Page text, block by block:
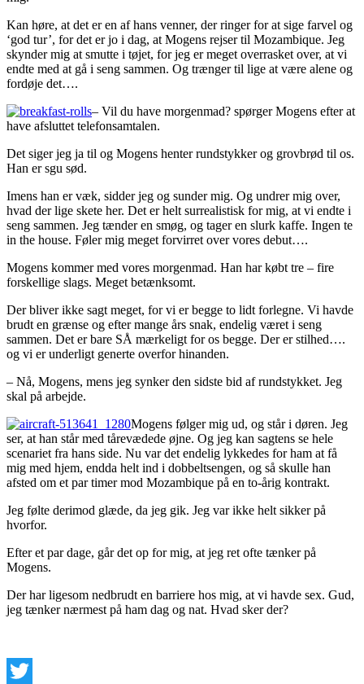
Kan høre, at det er en af hans venner, der ringer for at sige farvel og
‘god tur’, for det er jo i dag, at Mogens rejser til Mozambique. Jeg
skynder mig at smutte i tøjet, for jeg er meget overrasket over, at vi
endte med at gå i seng sammen. Og trænger til lige at være alene og
fordøje det….
– Vil du have morgenmad? spørger Mogens efter at
have afsluttet telefonsamtalen.
Det siger jeg ja til og Mogens henter rundstykker og grovbrød til os.
Han er sgu sød.
Imens han er væk, sidder jeg og sunder mig. Og undrer mig over,
hvad der lige skete her. Det er helt surrealistisk for mig, at vi endte i
seng sammen. Jeg tænder en smøg, og tager en slurk kaffe. Ingen te
in the house. Føler mig meget forvirret over vores debut….
Mogens kommer med vores morgenmad. Han har købt tre – fire
forskellige slags. Meget betænksomt.
Der bliver ikke sagt meget, for vi er begge to lidt forlegne. Vi havde
brudt en grænse og efter mange års snak, endelig været i seng
sammen. Det er bare SÅ mærkeligt for os begge. Der er stilhed….
og vi er underligt generte overfor hinanden.
– Nå, Mogens, mens jeg synker den sidste bid af rundstykket. Jeg
skal på arbejde.
Mogens følger mig ud, og står i døren. Jeg
ser, at han står med tårevædede øjne. Og jeg kan sagtens se hele
scenariet fra hans side. Nu var det endelig lykkedes for ham at få
mig med hjem, endda helt ind i dobbeltsengen, og så skulle han
afsted om et par timer mod Mozambique på en to-årig kontrakt.
Jeg følte derimod glæde, da jeg gik. Jeg var ikke helt sikker på
hvorfor.
Efter et par dage, går det op for mig, at jeg ret ofte tænker på
Mogens.
Der har ligesom nedbrudt en barriere hos mig, at vi havde sex. Gud,
jeg tænker nærmest på ham dag og nat. Hvad sker der?